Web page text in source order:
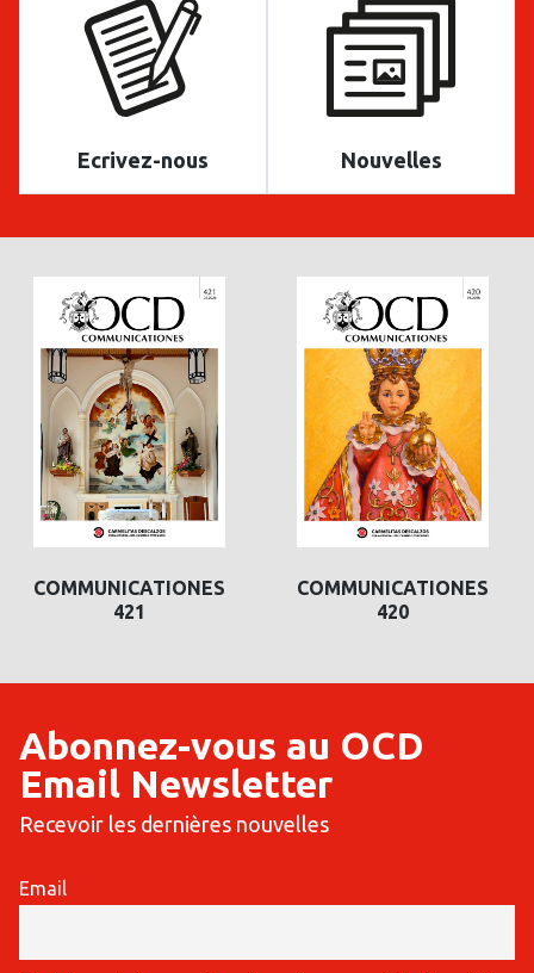
Ecrivez-nous Nouvelles
COMMUNICATIONES
420
COMMUNICATIONES
419
Abonnez-vous au OCD
Email Newsletter
Recevoir les dernières nouvelles
Email